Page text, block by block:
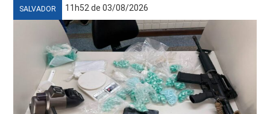
SALVADOR 11h52 de 03/08/2026